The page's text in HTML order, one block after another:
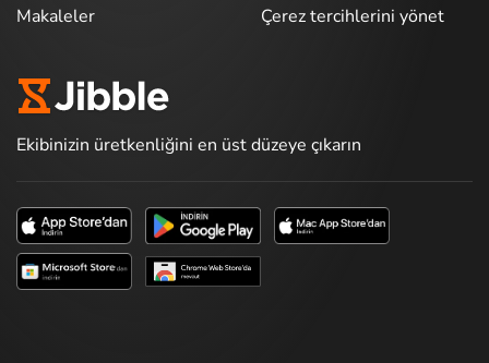
Makaleler
Çerez tercihlerini yönet
Ekibinizin üretkenliğini en üst düzeye çıkarın